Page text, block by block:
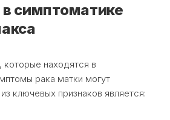
симптоматике
находятся в
рака матки могут
ключевых признаков является: